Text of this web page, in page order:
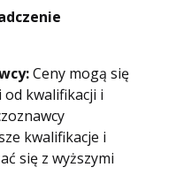
Ceny mogą się
od kwalifikacji i
kwalifikacje i
się z wyższymi